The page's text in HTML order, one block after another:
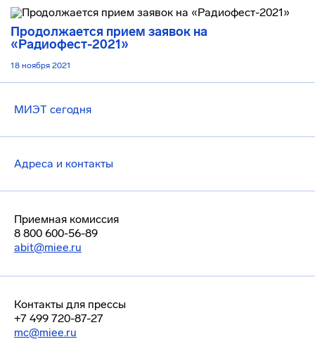
Продолжается прием заявок на
«Радиофест-2021»
18 ноября 2021
МИЭТ сегодня
Адреса и контакты
Приемная комиссия
8 800 600-56-89
abit@miee.ru
Контакты для прессы
+7 499 720-87-27
mc@miee.ru